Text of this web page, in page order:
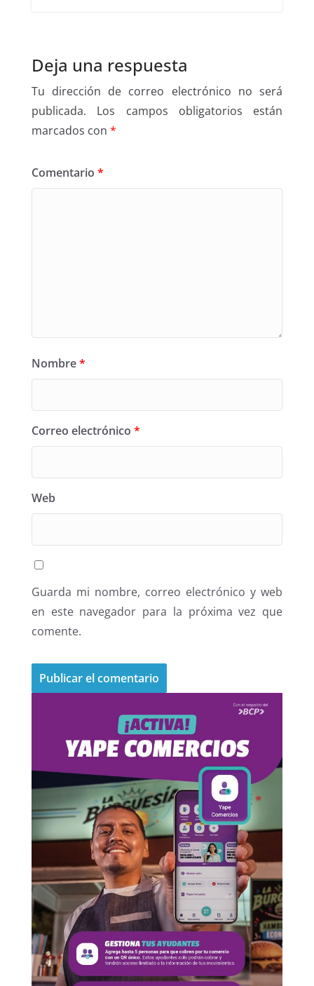
Deja una respuesta
Tu dirección de correo electrónico no será
publicada.
Los campos obligatorios están
marcados con *
Comentario *
Nombre*
Correo electrónico *
Web
Guarda mi nombre, correo electrónico y web
en este navegador para la próxima vez que
comente.